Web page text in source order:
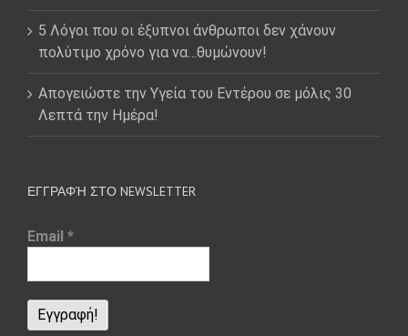
5 Λόγοι που οι έξυπνοι άνθρωποι δεν χάνουν
πολύτιμο χρόνο για να…θυμώνουν!
Απογειώστε την Υγεία του Εντέρου σε μόλις 30
Λεπτά την Ημέρα!
ΕΓΓΡΑΦΉ ΣΤΟ NEWSLETTER
Email *